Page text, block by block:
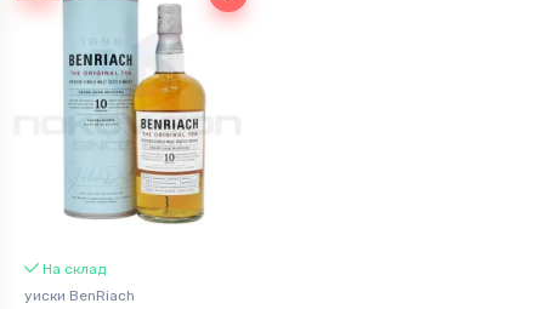
На склад
уиски BenRiach